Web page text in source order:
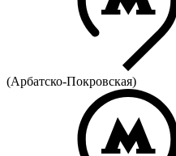
(Арбатско-Покровская)